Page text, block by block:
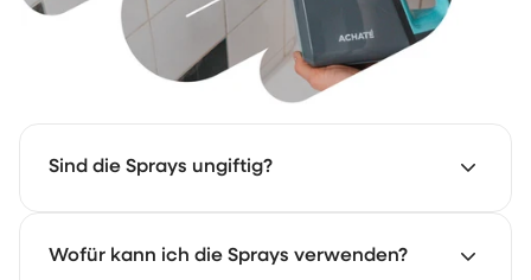
Sind die Sprays ungiftig?
Nicht vollständig, aber wir verwenden so wenig
Wofür kann ich die Sprays verwenden?